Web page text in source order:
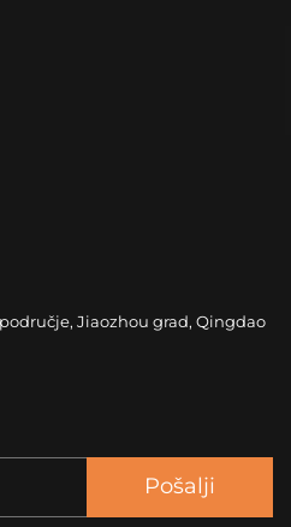
Jiaozhou grad, Qingdao
Pošalji